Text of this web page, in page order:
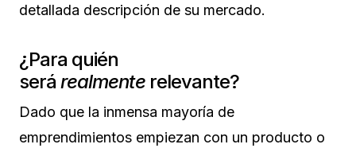
detallada descripción de su mercado.
¿Para quién
serárealmenterelevante?
Dado que la inmensa mayoría de
emprendimientos empiezan con un producto o